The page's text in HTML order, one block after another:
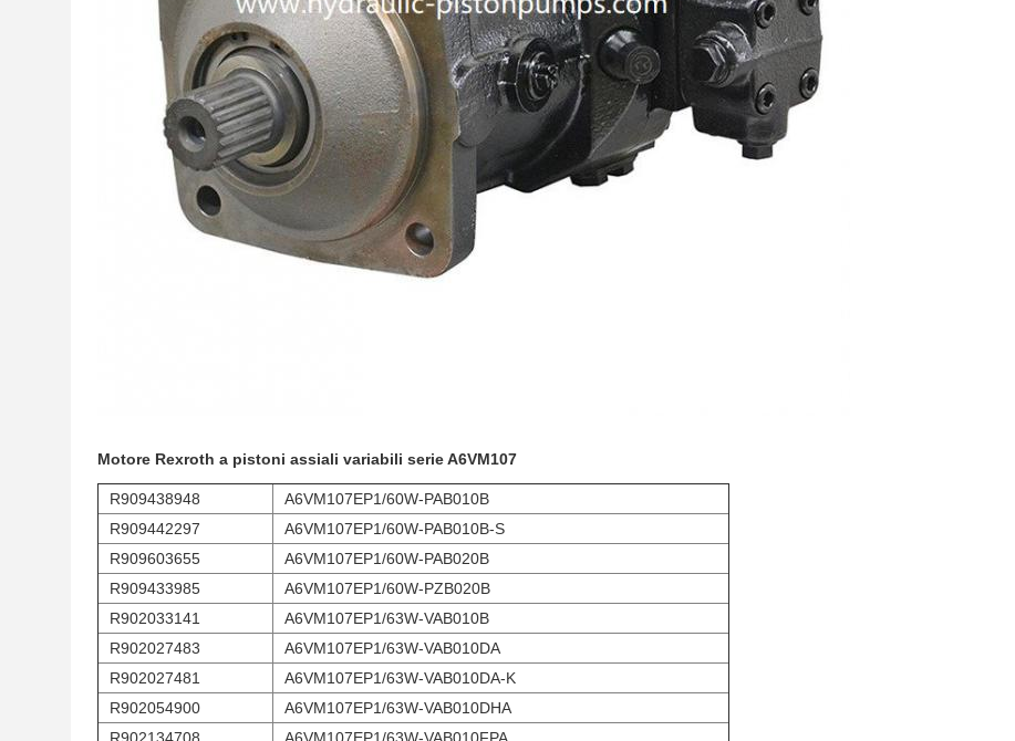
Motore Rexroth a pistoni assiali variabili serie A6VM107
R909438948
A6VM107EP1/60W-PAB010B
R909442297
A6VM107EP1/60W-PAB010B-S
R909603655
A6VM107EP1/60W-PAB020B
R909433985
A6VM107EP1/60W-PZB020B
R902033141
A6VM107EP1/63W-VAB010B
R902027483
A6VM107EP1/63W-VAB010DA
R902027481
A6VM107EP1/63W-VAB010DA-K
R902054900
A6VM107EP1/63W-VAB010DHA